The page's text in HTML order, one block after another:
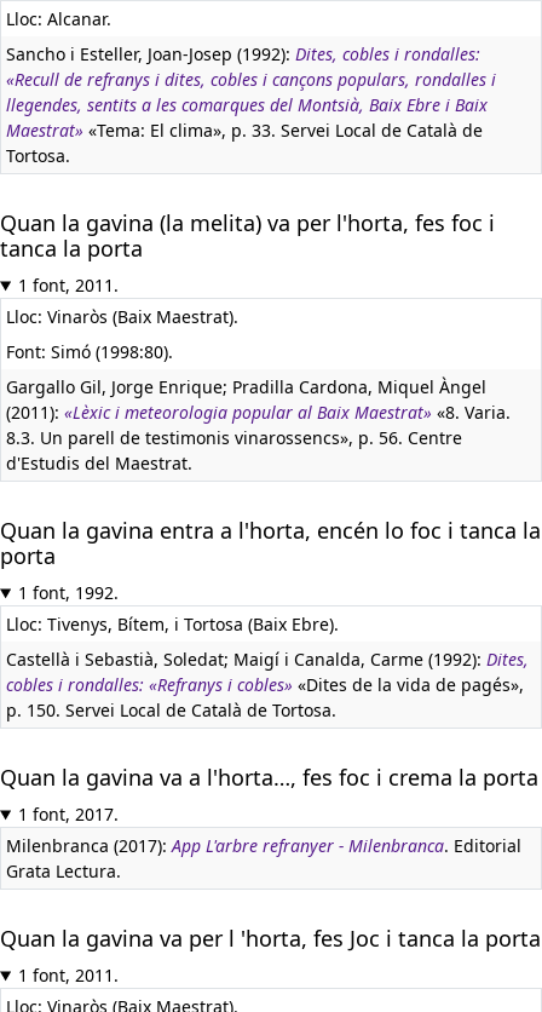
Lloc: Alcanar.
Sancho i Esteller, Joan-Josep (1992): Dites, cobles i rondalles:
«Recull de refranys i dites, cobles i cançons populars, rondalles i
llegendes, sentits a les comarques del Montsià, Baix Ebre i Baix
Maestrat» «Tema: El clima», p. 33. Servei Local de Català de
Tortosa.
Quan la gavina (la melita) va per l'horta, fes foc i
tanca la porta
1 font, 2011.
Lloc: Vinaròs (Baix Maestrat).
Font: Simó (1998:80).
Gargallo Gil, Jorge Enrique; Pradilla Cardona, Miquel Àngel
(2011): «Lèxic i meteorologia popular al Baix Maestrat» «8. Varia.
8.3. Un parell de testimonis vinarossencs», p. 56. Centre
d'Estudis del Maestrat.
Quan la gavina entra a l'horta, encén lo foc i tanca la
porta
1 font, 1992.
Lloc: Tivenys, Bítem, i Tortosa (Baix Ebre).
Castellà i Sebastià, Soledat; Maigí i Canalda, Carme (1992): Dites,
cobles i rondalles: «Refranys i cobles» «Dites de la vida de pagés»,
p. 150. Servei Local de Català de Tortosa.
Quan la gavina va a l'horta…, fes foc i crema la porta
1 font, 2017.
Milenbranca (2017):App L'arbre refranyer - Milenbranca. Editorial
Grata Lectura.
Quan la gavina va per l 'horta, fes Joc i tanca la porta
1 font, 2011.
Lloc: Vinaròs (Baix Maestrat).